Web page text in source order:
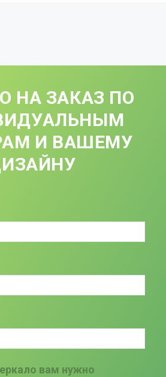
НА ЗАКАЗ ПО
И ВАШЕМУ
вам нужно